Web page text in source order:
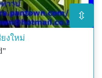
⇳
ยงใหม่